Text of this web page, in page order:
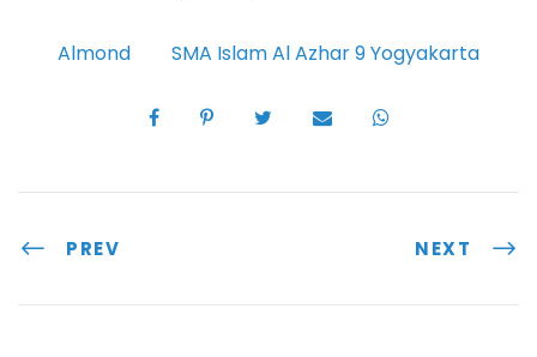
Almond SMA Islam Al Azhar 9 Yogyakarta
PREV NEXT